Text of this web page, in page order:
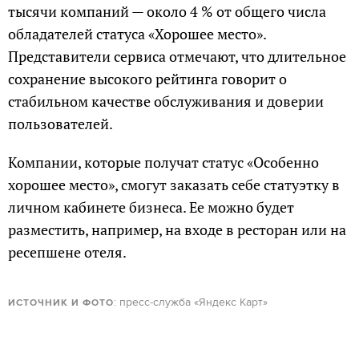
тысячи компаний — около 4 % от общего числа
обладателей статуса «Хорошее место».
Представители сервиса отмечают, что длительное
сохранение высокого рейтинга говорит о
стабильном качестве обслуживания и доверии
пользователей.
Компании, которые получат статус «Особенно
хорошее место», смогут заказать себе статуэтку в
личном кабинете бизнеса. Ее можно будет
разместить, например, на входе в ресторан или на
ресепшене отеля.
ИСТОЧНИК И ФОТО: пресс-служба «Яндекс Карт»